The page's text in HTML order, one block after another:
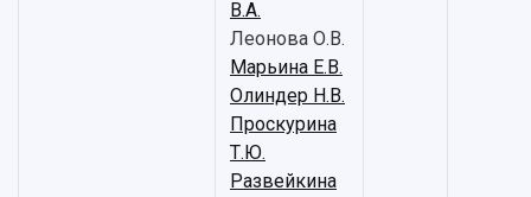
В.А.
Леонова О.В.
Марьина Е.В.
Олиндер Н.В.
Проскурина
Т.Ю.
Развейкина